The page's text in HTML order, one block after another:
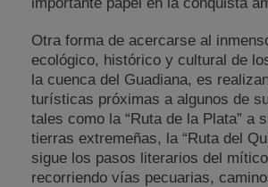
Otra forma de acercarse al
ecológico, histórico y cultural de
la cuenca del Guadiana, es
turísticas próximas a algunos de
tales como la “Ruta de la Plata” a
tierras extremeñas, la “Ruta del
sigue los pasos literarios del
recorriendo vías pecuarias,